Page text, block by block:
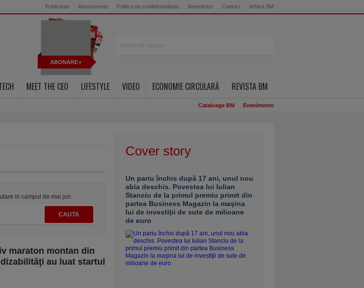
Publicitate Abonamente Politica de confidentialitate Newsletter Contact Arhiva BM
ABONARE
MEET THE CEO LIFESTYLE VIDEO ECONOMIE CIRCULARĂ REVISTA BM
Cataloage BM Evenimente
in campul de mai jos:
maraton montan din
au luat startul
Cover story
Un pariu închis după 17 ani, unul nou
abia deschis. Povestea lui Iulian
Stanciu de la primul premiu primit din
partea Business Magazin la maşina
lui de investiţii de sute de milioane
de euro